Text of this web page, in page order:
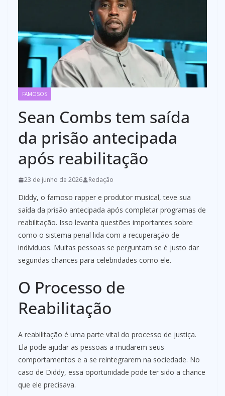
FAMOSOS
Sean Combs tem saída
da prisão antecipada
após reabilitação
23 de junho de 2026 Redação
Diddy, o famoso rapper e produtor musical, teve sua
saída da prisão antecipada após completar programas de
reabilitação. Isso levanta questões importantes sobre
como o sistema penal lida com a recuperação de
indivíduos. Muitas pessoas se perguntam se é justo dar
segundas chances para celebridades como ele.
O Processo de
Reabilitação
A reabilitação é uma parte vital do processo de justiça.
Ela pode ajudar as pessoas a mudarem seus
comportamentos e a se reintegrarem na sociedade. No
caso de Diddy, essa oportunidade pode ter sido a chance
que ele precisava.